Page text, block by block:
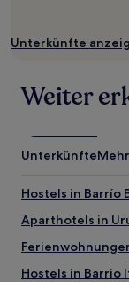
Unterkünfte
Weiter
Unterkünfte
Hostels in Barrío
Aparthotels in
Hostels in Barrio